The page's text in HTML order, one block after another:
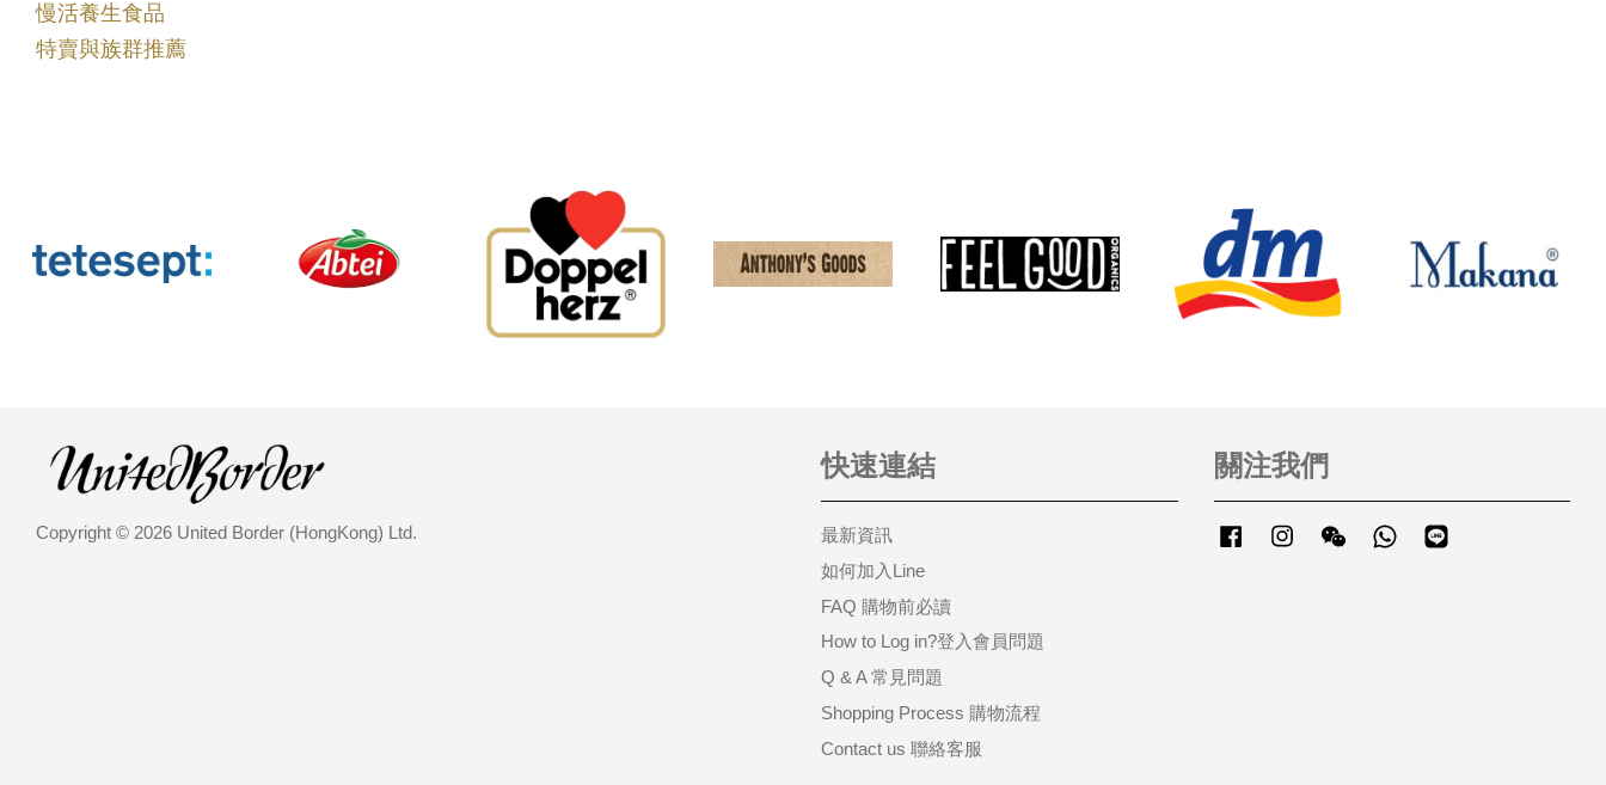
慢活養生食品
特賣與族群推薦
Copyright © 2026 United Border (HongKong) Ltd.
快速連結
最新資訊
如何加入Line
FAQ 購物前必讀
How to Log in?登入會員問題
Q & A 常見問題
Shopping Process 購物流程
Contact us 聯絡客服
關注我們
FacebookInstagramWechat Whatsapp